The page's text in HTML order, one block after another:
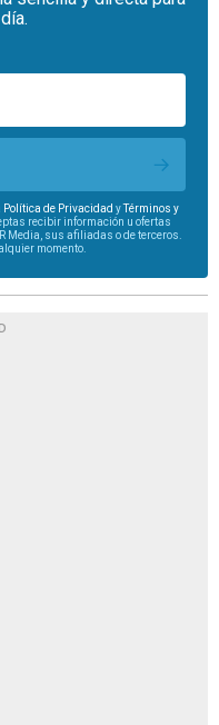
Política de Privacidad yTérminos y
recibir información u ofertas
Media, sus afiliadas o de terceros.
momento.